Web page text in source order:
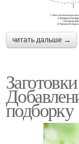
читать дальше →
подборку